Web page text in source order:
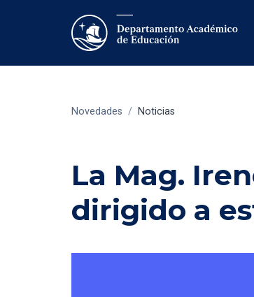
Novedades / Noticias
La Mag.
dirigido a